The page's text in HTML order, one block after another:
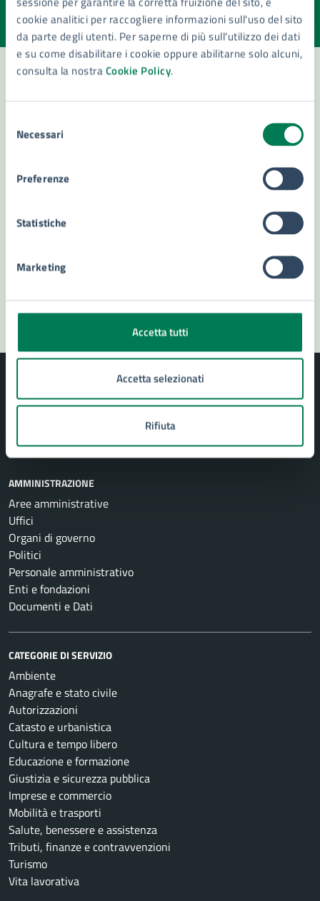
cookie analitici per raccogliere informazioni sull'uso del sito
da parte degli utenti. Per saperne di più sull'utilizzo dei dati
e su come disabilitare i cookie oppure abilitarne solo alcuni,
consulta la nostraCookie Policy.
delNecessari
Preferenze
Statistiche
Marketing
Accetta tutti
Accetta selezionati
Rifiuta
Valuta la chiarezza delle informazioni (da 1 a 5 stelle)
Seleziona il numero di stelle per valutare la chiarezza delle
Valuta 5 stelle su 5
Valuta 4 stelle su 5
Valuta 3 stelle su 5
Valuta 2 stelle su 5
Valuta 1 stelle su 5
Leggi le domande frequenti
Prenota appuntamento
Problemi in città
AMMINISTRAZIONE
Aree amministrative
Uffici
Organi di governo
Politici
Personale amministrativo
Enti e fondazioni
Documenti e Dati
CATEGORIE DI SERVIZIO
Ambiente
Anagrafe e stato civile
Autorizzazioni
Catasto e urbanistica
Cultura e tempo libero
Educazione e formazione
Giustizia e sicurezza pubblica
Imprese e commercio
Mobilità e trasporti
Salute, benessere e assistenza
Tributi, finanze e contravvenzioni
Turismo
Vita lavorativa